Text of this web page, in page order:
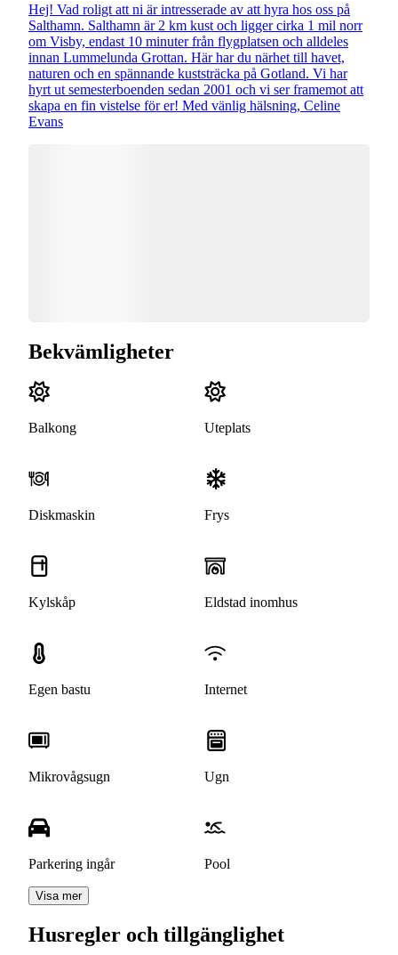
Hej! Vad roligt att ni är intresserade av att hyra hos oss på
Salthamn. Salthamn är 2 km kust och ligger cirka 1 mil norr
om Visby, endast 10 minuter från flygplatsen och alldeles
innan Lummelunda Grottan. Här har du närhet till havet,
naturen och en spännande kuststräcka på Gotland. Vi har
hyrt ut semesterboenden sedan 2001 och vi ser framemot att
skapa en fin vistelse för er! Med vänlig hälsning, Celine
Evans
Bekvämligheter
Balkong Uteplats
Diskmaskin Frys
Kylskåp Eldstad inomhus
Egen bastu Internet
Mikrovågsugn Ugn
Parkering ingår Pool
Visa mer
Husregler och tillgänglighet